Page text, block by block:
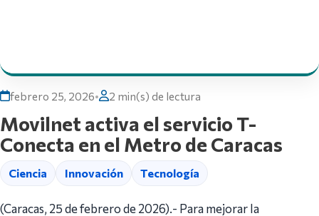
febrero 25, 2026• 2 min(s) de lectura
Movilnet activa el servicio T-
Conecta en el Metro de Caracas
Ciencia Innovación Tecnología
(Caracas, 25 de febrero de 2026).- Para mejorar la